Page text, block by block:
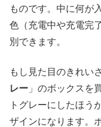
ものです。中に何が
色（充電中や充電完
別できます。
もし見た目のきれい
レー 」のボックスを
トグレーにしたほう
ザインになります。